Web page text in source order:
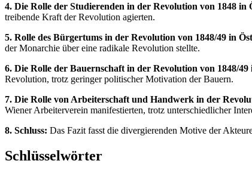
4. Die Rolle der Studierenden in der Revolution von 1848 in
treibende Kraft der Revolution agierten.
5. Rolle des Bürgertums in der Revolution von 1848/49 in
der Monarchie über eine radikale Revolution stellte.
6. Die Rolle der Bauernschaft in der Revolution von 1848/49
Revolution, trotz geringer politischer Motivation der Bauern.
7. Die Rolle von Arbeiterschaft und Handwerk in der
Wiener Arbeiterverein manifestierten, trotz unterschiedlicher
8. Schluss: Das Fazit fasst die divergierenden Motive der
Schlüsselwörter